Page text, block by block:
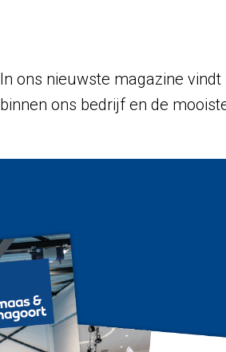
In ons nieuwste magazine
binnen ons bedrijf en de